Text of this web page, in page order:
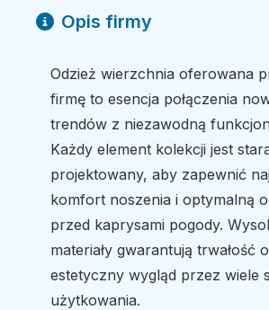
Opis firmy
Odzież wierzchnia oferowana
firmę to esencja połączenia
trendów z niezawodną
Każdy element kolekcji jest
projektowany, aby zapewnić
komfort noszenia i optymalną
przed kaprysami pogody.
materiały gwarantują trwałość
estetyczny wygląd przez wiele
użytkowania.